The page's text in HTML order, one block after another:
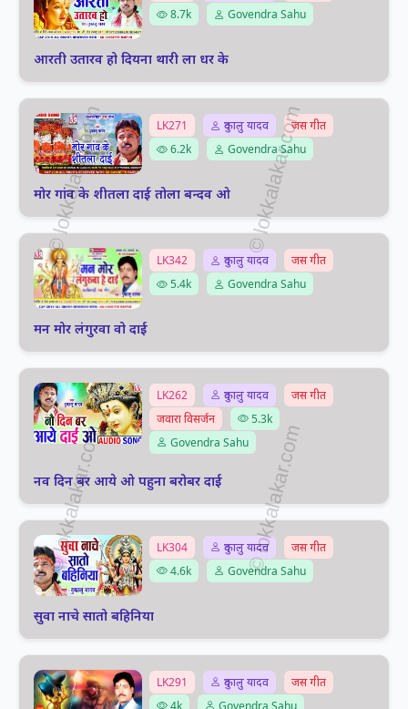
8.7k
Govendra Sahu
आरती उतारव हो दियना थारी ला धर के
LK271 दुकालु यादव
जस गीत
6.2k
Govendra Sahu
मोर गांव के शीतला दाई तोला बन्दव ओ
LK342 दुकालु यादव
जस गीत
5.4k
Govendra Sahu
मन मोर लंगुरवा वो दाई
LK262 दुकालु यादव
जस गीत
जवारा विसर्जन
5.3k
Govendra Sahu
नव दिन बर आये ओ पहुना बरोबर दाई
LK304 दुकालु यादव
जस गीत
4.6k
Govendra Sahu
सुवा नाचे सातो बहिनिया
LK291 दुकालु यादव
जस गीत
4k
Govendra Sahu